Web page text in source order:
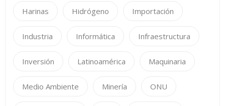
Harinas Hidrógeno Importación
Industria Informática Infraestructura
Inversión Latinoamérica Maquinaria
Medio Ambiente Minería ONU